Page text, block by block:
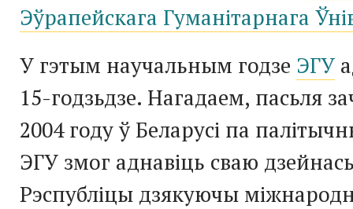
Эўрапейскага Гуманітарнага
У гэтым научальным годзе ЭГУ
15-годзьдзе. Нагадаем, пасьля
2004 году ў Беларусі па
ЭГУ змог аднавіць сваю
Рэспубліцы дзякуючы